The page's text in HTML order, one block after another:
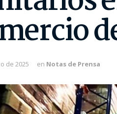
de 2025 en Notas de Prensa